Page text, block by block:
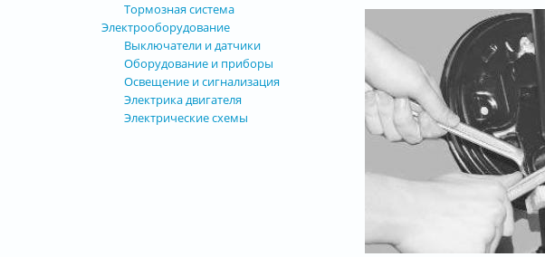
Тормозная система
Электрооборудование
Выключатели и датчики
Оборудование и приборы
Освещение и сигнализация
Электрика двигателя
Электрические схемы